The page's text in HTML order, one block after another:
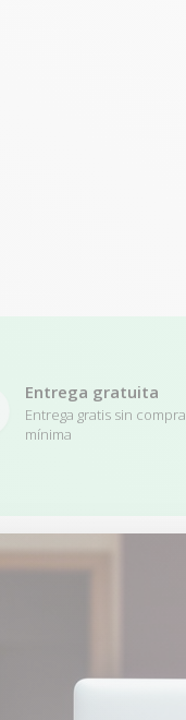
Entrega gratuita
Entrega gratis sin compra
mínima